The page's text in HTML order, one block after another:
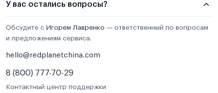
У вас остались вопросы?
Обсудите с Игорем Лавренко — ответственный по вопросам
и предложениям сервиса.
hello@redplanetchina.com
8 (800) 777-70-29
Контактный центр поддержки